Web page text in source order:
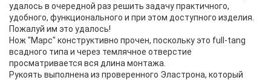
удалось в очередной раз решить задачу практичного,
удобного, функционального и при этом доступного изделия.
Пожалуй им это удалось!
Нож "Марс" конструктивно прочен, поскольку это full-tang
всадного типа и через темлячное отверстие
просматривается вся длина монтажа.
Рукоять выполнена из проверенного Эластрона, который